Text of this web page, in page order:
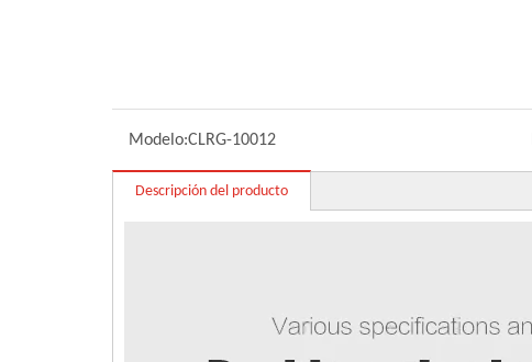
Modelo:CLRG-10012
Descripción del producto